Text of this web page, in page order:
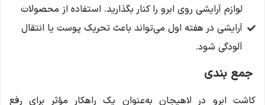
لوازم آرایشی روی ابرو را کنار بگذارید. استفاده از محصولات
آرایشی در هفته اول می‌تواند باعث تحریک پوست یا انتقال
آلودگی شود.
جمع بندی
کاشت ابرو در لاهیجان به‌عنوان یک راهکار مؤثر برای رفع